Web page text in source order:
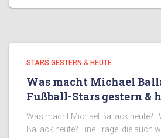
STARS GESTERN & HEUTE
Was macht Michael
Fußball-Stars gestern &
Was macht Michael Ballack heute?
Ballack heute? Eine Frage, die auch